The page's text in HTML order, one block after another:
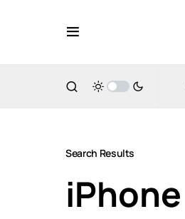
Search Results
iPhone